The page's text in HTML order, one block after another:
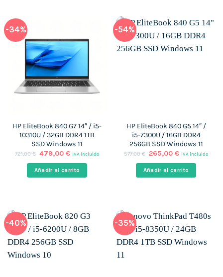
-34%
HP EliteBook 840 G7 14″ / i5-
10310U / 32GB DDR4 1TB
SSD Windows 11
721,00€ El
original
era:
479,00€El
actual
es:
IVA incluido
Añadir al carrito
-54%
HP EliteBook 840 G5 14″ /
i5-7300U / 16GB DDR4
256GB SSD Windows 11
577,00€ El
original
era:
265,00€El
actual
es:
IVA incluido
Añadir al carrito
-40% -35%